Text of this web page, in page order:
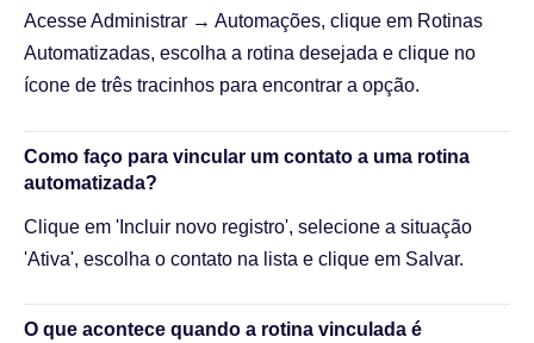
Acesse Administrar → Automações, clique em Rotinas
Automatizadas, escolha a rotina desejada e clique no
ícone de três tracinhos para encontrar a opção.
Como faço para vincular um contato a uma rotina
automatizada?
Clique em 'Incluir novo registro', selecione a situação
'Ativa', escolha o contato na lista e clique em Salvar.
O que acontece quando a rotina vinculada é